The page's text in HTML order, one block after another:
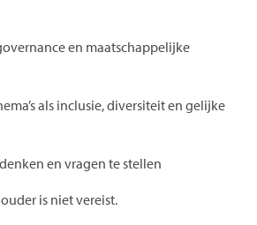
en maatschappelijke
als inclusie, diversiteit en gelijke
en vragen te stellen
is niet vereist.